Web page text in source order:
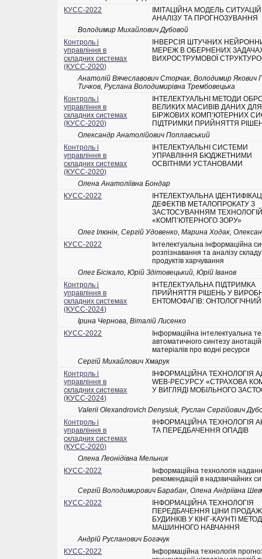
КУСС-2022
ІМІТАЦІЙНА МОДЕЛЬ
АНАЛІЗУ ТА ПРОГНОЗУВАННЯ
Володимир Михайлович Дубовой
Контроль і
управління в
складних системах
(КУСС-2020)
ІНВЕРСІЯ ШТУЧНИХ
МЕРЕЖ В ОБЕРНЕНИХ
ВИХРОСТРУМОВОЇ
Анатолій Вячеславович Сторчак, Володимир Якович
Тичков, Руслана Володимирівна Трембовецька
Контроль і
управління в
складних системах
(КУСС-2020)
ІНТЕЛЕКТУАЛЬНІ МЕТОДИ
ВЕЛИКИХ МАСИВІВ ДАНИХ ДЛЯ
БІРЖОВИХ КОМП’ЮТЕРНИХ
ПІДТРИМКИ ПРИЙНЯТТЯ
Олександр Анатолійович Поплавський
Контроль і
управління в
складних системах
(КУСС-2020)
ІНТЕЛЕКТУАЛЬНІ СИСТЕМИ
УПРАВЛІННЯ БЮДЖЕТНИМИ
ОСВІТНІМИ УСТАНОВАМИ
Олена Анатоліївна Бондар
КУСС-2022
ІНТЕЛЕКТУАЛЬНА
ДЕФЕКТІВ МЕТАЛОПРОКАТУ З
ЗАСТОСУВАННЯМ
«КОМП’ЮТЕРНОГО ЗОРУ»
Олег Ілюнін, Сергій Удовенко, Марина Ходак,
КУСС-2022
Інтелектуальна інформаційна
розпізнавання та аналізу складу
продуктів харчування
Олег Бісікало, Юрій Здітовецький, Юрій Іванов
Контроль і
управління в
складних системах
(КУСС-2024)
ІНТЕЛЕКТУАЛЬНА ПІДТРИМКА
ПРИЙНЯТТЯ РІШЕНЬ У
ЕНТОМОФАГІВ: ОНТОЛОГІЧНИЙ
Ірина Чернова, Віталій Лисенко
КУСС-2022
Інформаційна інтелектуальна
автоматичного синтезу
матеріалів про водні ресурси
Сергій Михайлович Хмарук
Контроль і
управління в
складних системах
(КУСС-2024)
ІНФОРМАЦІЙНА ТЕХНОЛОГІЯ
WEB-РЕСУРСУ «СТРАХОВА
У ВИГЛЯДІ МОБІЛЬНОГО
Valerii Olexandrovich Denysiuk, Руслан Сергійович
Контроль і
управління в
складних системах
(КУСС-2020)
ІНФОРМАЦІЙНА ТЕХНОЛОГІЯ
ТА ПЕРЕДБАЧЕННЯ ОПАДІВ
Олена Леонідівна Мельник
КУСС-2022
Інформаційна технологія
рекомендацій в надзвичайних
Сергій Володимирович Барабан, Олена Андріївна
КУСС-2022
ІНФОРМАЦІЙНА ТЕХНОЛОГІЯ
ПЕРЕДБАЧЕННЯ ЦІНИ
БУДИНКІВ У КІНГ-КАУНТІ
МАШИННОГО НАВЧАННЯ
Андрій Русланович Богачук
КУСС-2022
Інформаційна технологія